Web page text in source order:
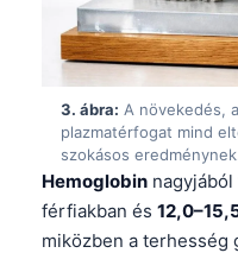
3. ábra: A növekedés,
plazmatérfogat mind
szokásos
Hemoglobin nagyjából
férfiakban és
miközben a terhesség